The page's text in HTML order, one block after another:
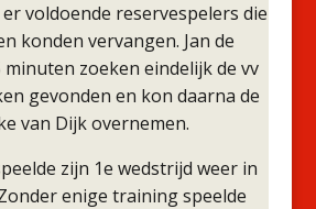
voldoende reservespelers die
konden vervangen. Jan de
zoeken eindelijk de vv
gevonden en kon daarna de
van Dijk overnemen.
zijn 1e wedstrijd weer in
enige training speelde